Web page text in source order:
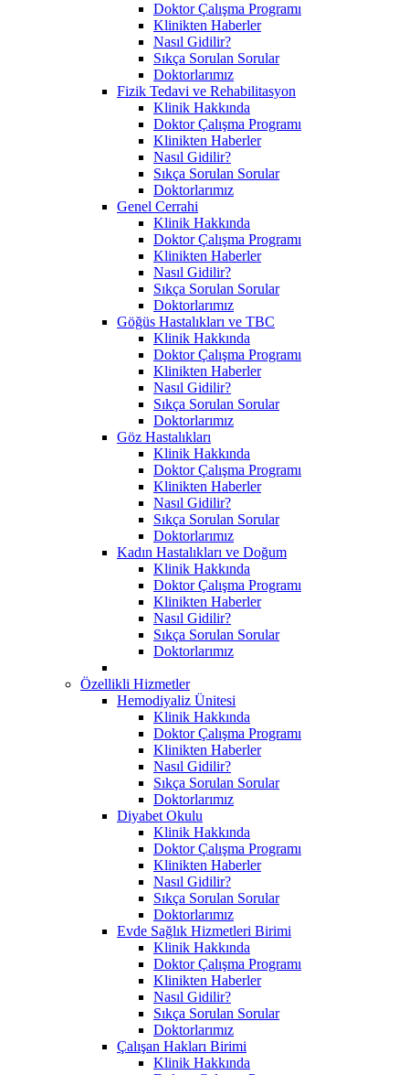
Doktor Çalışma Programı
Klinikten Haberler
Nasıl Gidilir?
Sıkça Sorulan Sorular
Doktorlarımız
Fizik Tedavi ve Rehabilitasyon
Klinik Hakkında
Doktor Çalışma Programı
Klinikten Haberler
Nasıl Gidilir?
Sıkça Sorulan Sorular
Doktorlarımız
Genel Cerrahi
Klinik Hakkında
Doktor Çalışma Programı
Klinikten Haberler
Nasıl Gidilir?
Sıkça Sorulan Sorular
Doktorlarımız
Göğüs Hastalıkları ve TBC
Klinik Hakkında
Doktor Çalışma Programı
Klinikten Haberler
Nasıl Gidilir?
Sıkça Sorulan Sorular
Doktorlarımız
Göz Hastalıkları
Klinik Hakkında
Doktor Çalışma Programı
Klinikten Haberler
Nasıl Gidilir?
Sıkça Sorulan Sorular
Doktorlarımız
Kadın Hastalıkları ve Doğum
Klinik Hakkında
Doktor Çalışma Programı
Klinikten Haberler
Nasıl Gidilir?
Sıkça Sorulan Sorular
Doktorlarımız
Özellikli Hizmetler
Hemodiyaliz Ünitesi
Klinik Hakkında
Doktor Çalışma Programı
Klinikten Haberler
Nasıl Gidilir?
Sıkça Sorulan Sorular
Doktorlarımız
Diyabet Okulu
Klinik Hakkında
Doktor Çalışma Programı
Klinikten Haberler
Nasıl Gidilir?
Sıkça Sorulan Sorular
Doktorlarımız
Evde Sağlık Hizmetleri Birimi
Klinik Hakkında
Doktor Çalışma Programı
Klinikten Haberler
Nasıl Gidilir?
Sıkça Sorulan Sorular
Doktorlarımız
Çalışan Hakları Birimi
Klinik Hakkında